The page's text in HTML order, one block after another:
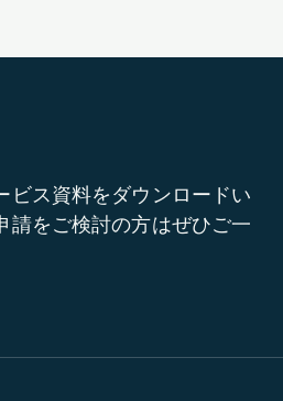
ビス資料をダウンロードい
請をご検討の方はぜひご一